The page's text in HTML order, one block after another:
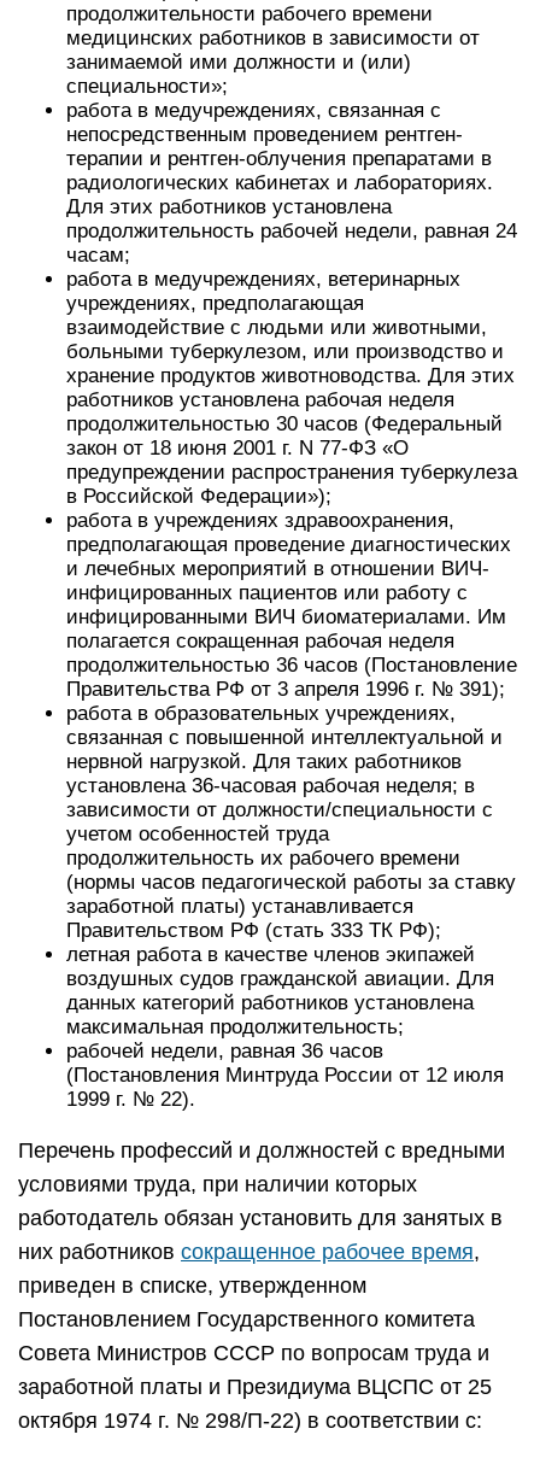
продолжительности рабочего времени
медицинских работников в зависимости от
занимаемой ими должности и (или)
специальности»;
работа в медучреждениях, связанная с
непосредственным проведением рентген-
терапии и рентген-облучения препаратами в
радиологических кабинетах и лабораториях.
Для этих работников установлена
продолжительность рабочей недели, равная 24
часам;
работа в медучреждениях, ветеринарных
учреждениях, предполагающая
взаимодействие с людьми или животными,
больными туберкулезом, или производство и
хранение продуктов животноводства. Для этих
работников установлена рабочая неделя
продолжительностью 30 часов (Федеральный
закон от 18 июня 2001 г. N 77-ФЗ «О
предупреждении распространения туберкулеза
в Российской Федерации»);
работа в учреждениях здравоохранения,
предполагающая проведение диагностических
и лечебных мероприятий в отношении ВИЧ-
инфицированных пациентов или работу с
инфицированными ВИЧ биоматериалами. Им
полагается сокращенная рабочая неделя
продолжительностью 36 часов (Постановление
Правительства РФ от 3 апреля 1996 г. № 391);
работа в образовательных учреждениях,
связанная с повышенной интеллектуальной и
нервной нагрузкой. Для таких работников
установлена 36-часовая рабочая неделя; в
зависимости от должности/специальности с
учетом особенностей труда
продолжительность их рабочего времени
(нормы часов педагогической работы за ставку
заработной платы) устанавливается
Правительством РФ (стать 333 ТК РФ);
летная работа в качестве членов экипажей
воздушных судов гражданской авиации. Для
данных категорий работников установлена
максимальная продолжительность;
рабочей недели, равная 36 часов
(Постановления Минтруда России от 12 июля
1999 г. № 22).
Перечень профессий и должностей с вредными
условиями труда, при наличии которых
работодатель обязан установить для занятых в
них работников сокращенное рабочее время,
приведен в списке, утвержденном
Постановлением Государственного комитета
Совета Министров СССР по вопросам труда и
заработной платы и Президиума ВЦСПС от 25
октября 1974 г. № 298/П-22) в соответствии с: